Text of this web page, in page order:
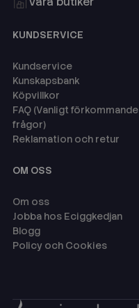
KUNDSERVICE
Kundservice
Kunskapsbank
Köpvillkor
FAQ (Vanligt förkommande
frågor)
Reklamation och retur
OM OSS
Om oss
Jobba hos Eciggkedjan
Blogg
Policy och Cookies